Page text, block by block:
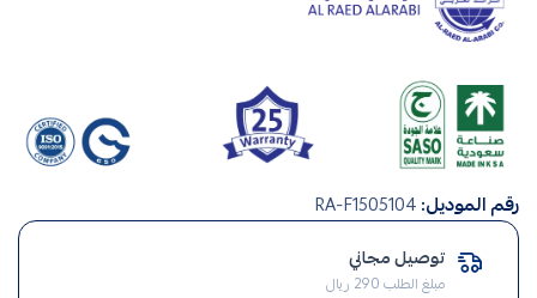
ومفاتيح
,
فيش
رقم الموديل:RA-F1505104
توصيل مجاني
مبلغ الطلب 290 ريال